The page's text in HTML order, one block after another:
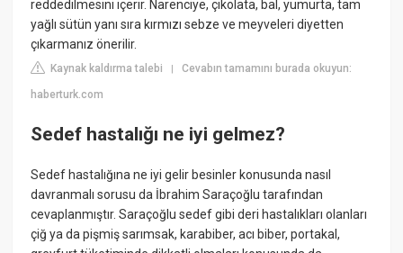
reddedilmesini içerir. Narenciye, çikolata, bal, yumurta, tam
yağlı sütün yanı sıra kırmızı sebze ve meyveleri diyetten
çıkarmanız önerilir.
Kaynak kaldırma talebi |Cevabın tamamını burada okuyun:
haberturk.com
Sedef hastalığı ne iyi gelmez?
Sedef hastalığına ne iyi gelir besinler konusunda nasıl
davranmalı sorusu da İbrahim Saraçoğlu tarafından
cevaplanmıştır. Saraçoğlu sedef gibi deri hastalıkları olanları
çiğ ya da pişmiş sarımsak, karabiber, acı biber, portakal,